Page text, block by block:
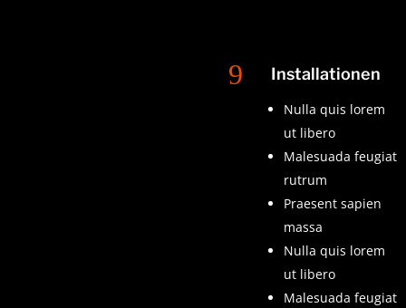
9 Installationen
Nulla quis lorem
ut libero
Malesuada feugiat
rutrum
Praesent sapien
massa
Nulla quis lorem
ut libero
Malesuada feugiat